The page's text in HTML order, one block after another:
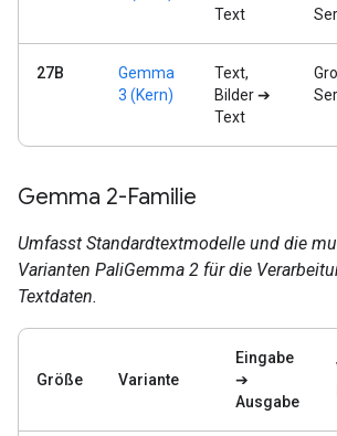
Text
27B
Gemma
3 (Kern)
Text,
Bilder ➔
Text
Gemma 2-Familie
Umfasst Standardtextmodelle und die
Varianten PaliGemma 2 für die
Textdaten.
Größe Variante
Eingabe
➔
Ausgabe